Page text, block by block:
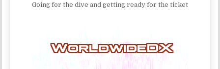
Going for the dive and getting ready for the ticket